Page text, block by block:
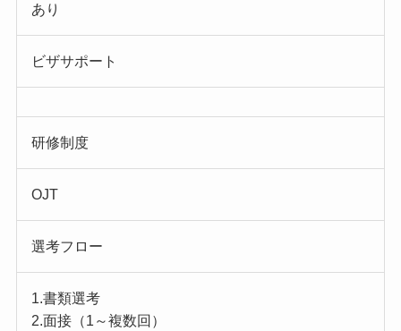
あり
ビザサポート
研修制度
OJT
選考フロー
1.書類選考
2.面接（1～複数回）